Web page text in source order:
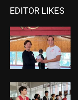
EDITOR LIKES